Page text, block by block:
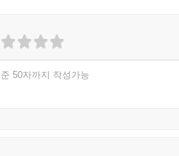
50자까지 작성가능